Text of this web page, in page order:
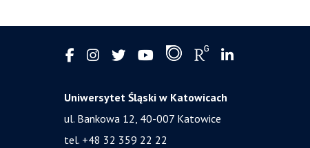
Uniwersytet Śląski w Katowicach
ul. Bankowa 12, 40-007 Katowice
tel. +48 32 359 22 22